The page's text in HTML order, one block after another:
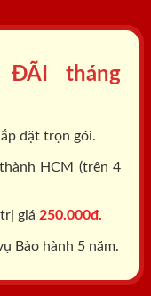
tháng
đặt trọn gói.
HCM (trên 4
giá 250.000đ.
Bảo hành 5 năm.